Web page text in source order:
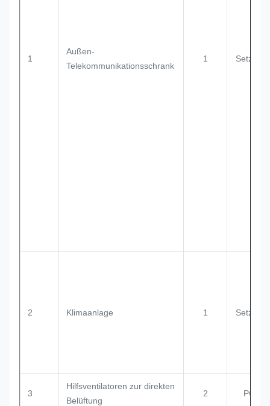
1
Außen-
Telekommunikationsschrank
1 Setzen
2 Klimaanlage 1 Setzen
3
Hilfsventilatoren zur direkten
Belüftung
2 PC